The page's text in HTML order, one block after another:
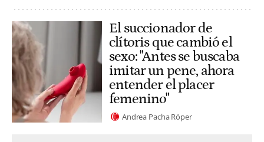
El succionador de
clítoris que cambió el
sexo: "Antes se buscaba
imitar un pene, ahora
entender el placer
femenino"
Andrea Pacha Röper